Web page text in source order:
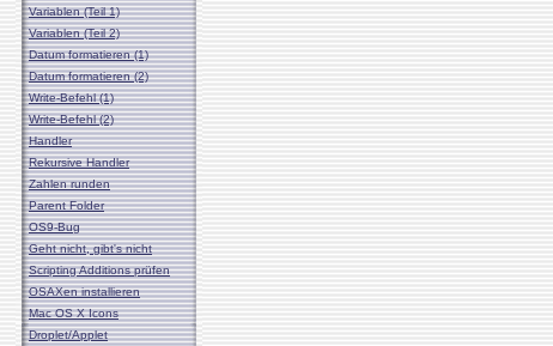
Variablen (Teil 1)
Variablen (Teil 2)
Datum formatieren (1)
Datum formatieren (2)
Write-Befehl (1)
Write-Befehl (2)
Handler
Rekursive Handler
Zahlen runden
Parent Folder
OS9-Bug
Geht nicht, gibt's nicht
Scripting Additions prüfen
OSAXen installieren
Mac OS X Icons
Droplet/Applet